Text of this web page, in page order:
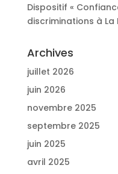
Dispositif «
discriminations à La
Archives
juillet 2026
juin 2026
novembre 2025
septembre 2025
juin 2025
avril 2025